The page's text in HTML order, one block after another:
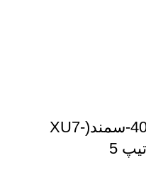
لوازم جعبه فرمان پژو405-سمند(XU7-
XU7P-EF7)-پژو پارس تیپ 5